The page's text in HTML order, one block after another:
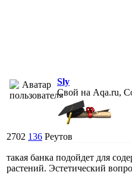
Sly
Свой на Aqa.ru,
2702 136 Реутов
такая банка подойдет для
растений. Эстетический